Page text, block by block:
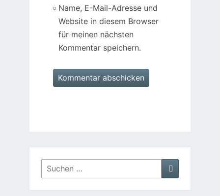
Name, E-Mail-Adresse und
Website in diesem Browser
für meinen nächsten
Kommentar speichern.
Suchen
nach:
Suchen